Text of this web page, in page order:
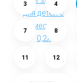
3 4
7 8
11 12